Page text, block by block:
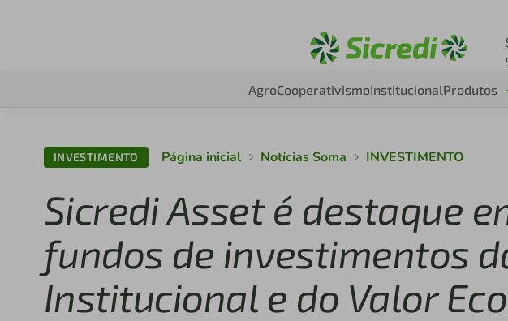
AgroCooperativismoInstitucionalProdutos
INVESTIMENTO Página inicial Notícias Soma INVESTIMENTO
Sicredi Asset é destaque
fundos de investimentos
Institucional e do Valor